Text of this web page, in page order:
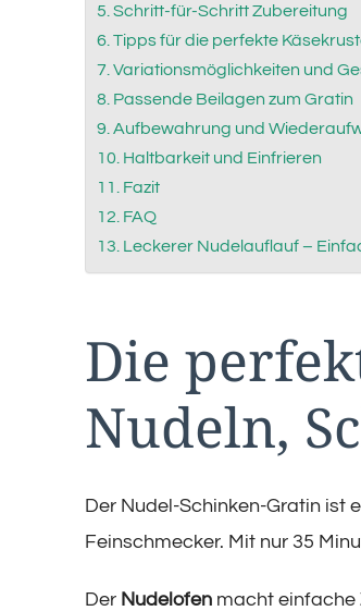
Schritt-für-Schritt Zubereitung
Tipps für die perfekte
Variationsmöglichkeiten und
Passende Beilagen zum Gratin
Aufbewahrung und
Haltbarkeit und Einfrieren
Fazit
FAQ
Leckerer Nudelauflauf –
Die
Nudeln,
Der Nudel-Schinken-Gratin ist
Feinschmecker. Mit nur 35
Der Nudelofen macht einfache